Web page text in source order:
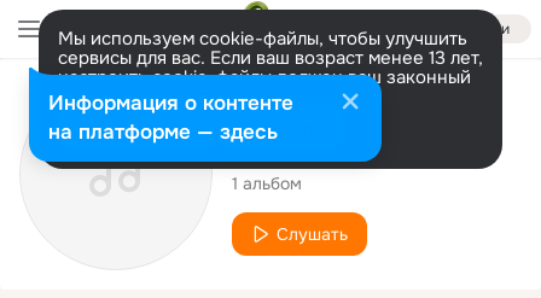
Войти
Мы используем cookie-файлы, чтобы улучшить
сервисы для вас. Если ваш возраст менее 13 лет,
настроить cookie-файлы должен ваш законный
представитель. Больше информации
Разрешить все Настроить
Исполнитель
Alibaba
1 альбом
Слушать
Информация о контенте
на платформе — здесь